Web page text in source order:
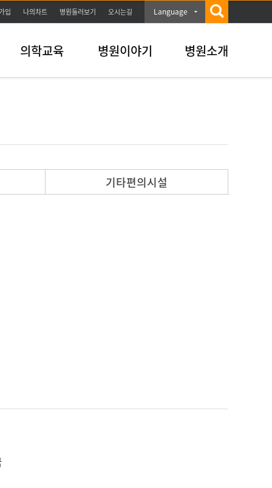
입 나의차트 병원둘러보기 오시는길 Language
의학교육 병원이야기 병원소개
기타편의시설